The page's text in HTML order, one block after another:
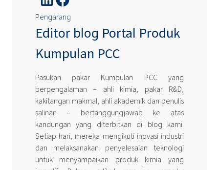
Pengarang
Editor blog Portal Produk
Kumpulan PCC
Pasukan pakar Kumpulan PCC yang
berpengalaman – ahli kimia, pakar R&D,
kakitangan makmal, ahli akademik dan penulis
salinan – bertanggungjawab ke atas
kandungan yang diterbitkan di blog kami.
Setiap hari, mereka mengikuti inovasi industri
dan melaksanakan penyelesaian teknologi
untuk menyampaikan produk kimia yang